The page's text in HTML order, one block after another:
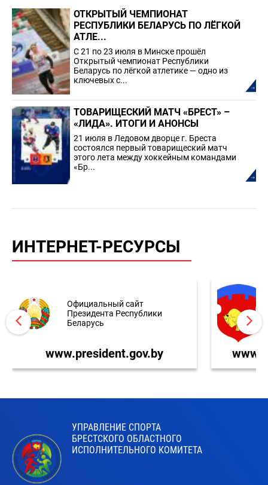
ОТКРЫТЫЙ ЧЕМПИОНАТ
РЕСПУБЛИКИ БЕЛАРУСЬ ПО ЛЁГКОЙ
АТЛЕ...
С 21 по 23 июля в Минске прошёл
Открытый чемпионат Республики
Беларусь по лёгкой атлетике — одно из
ключевых с...
ТОВАРИЩЕСКИЙ МАТЧ «БРЕСТ» –
«ЛИДА». ИТОГИ И АНОНСЫ
21 июля в Ледовом дворце г. Бреста
состоялся первый товарищеский матч
этого лета между хоккейным командами
«Бр...
ИНТЕРНЕТ-РЕСУРСЫ
Официальный сайт
Президента Республики
Беларусь
www.president.gov.by
УПРАВЛЕНИЕ СПОРТА
БРЕСТСКОГО ОБЛАСТНОГО
ИСПОЛНИТЕЛЬНОГО КОМИТЕТА